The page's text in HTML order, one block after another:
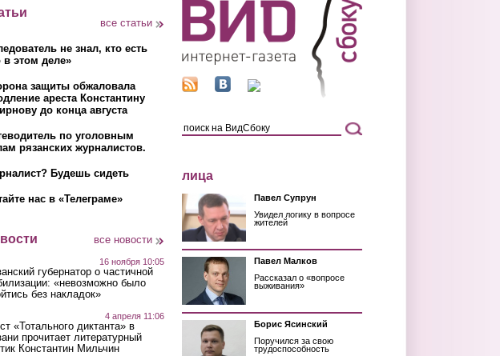
все статьи
не знал, кто есть
в этом деле»
защиты обжаловала
ареста Константину
до конца августа
по уголовным
рязанских журналистов.
Будешь сидеть
нас в «Телеграме»
все новости
16 ноября 10:05
губернатор о частичной
«невозможно было
без накладок»
4 апреля 11:06
«Тотального диктанта» в
прочитает литературный
Константин Мильчин
лица
Павел Супрун
Увидел логику в вопросе
жителей
Павел Малков
Рассказал о «вопросе
выживания»
Борис Ясинский
Поручился за свою
трудоспособность